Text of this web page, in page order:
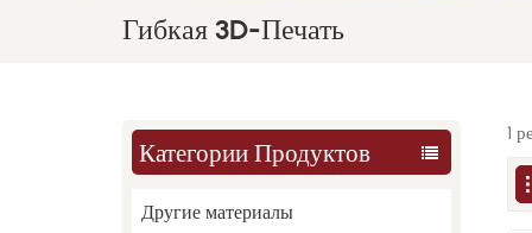
Гибкая 3D-Печать
Категории Продуктов
Другие материалы
1